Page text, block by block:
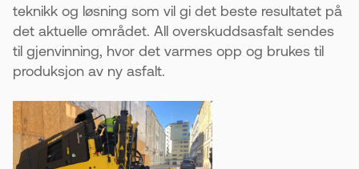
teknikk og løsning som vil gi det beste resultatet på
det aktuelle området. All overskuddsasfalt sendes
til gjenvinning, hvor det varmes opp og brukes til
produksjon av ny asfalt.